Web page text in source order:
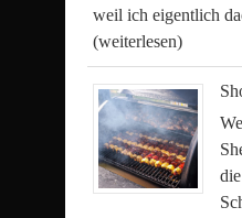
weil ich eigentlich
(weiterlesen)